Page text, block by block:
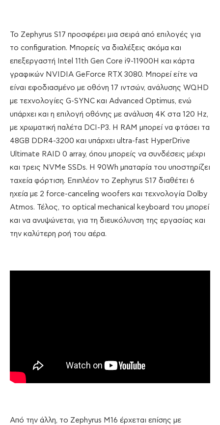
To Zephyrus S17 προσφέρει μια σειρά από επιλογές για
το configuration. Μπορείς να διαλέξεις ακόμα και
επεξεργαστή Intel 11th Gen Core i9-11900H και κάρτα
γραφικών NVIDIA GeForce RTX 3080. Μπορεί είτε να
είναι εφοδιασμένο με οθόνη 17 ιντσών, ανάλυσης WQHD
με τεχνολογίες G-SYNC και Advanced Optimus, ενώ
υπάρχει και η επιλογή οθόνης με ανάλυση 4Κ στα 120 Hz,
με χρωματική παλέτα DCI-P3. H RAM μπορεί να φτάσει τα
48GB DDR4-3200 και υπάρχει ultra-fast HyperDrive
Ultimate RAID 0 array, όπου μπορείς να συνδέσεις μέχρι
και τρεις NVMe SSDs. H 90Wh μπαταρία του υποστηρίζει
ταχεία φόρτιση. Επιπλέον το Zephyrus S17 διαθέτει 6
ηχεία με 2 force-canceling woofers και τεχνολογία Dolby
Atmos. Τέλος, το optical mechanical keyboard του μπορεί
και να ανυψώνεται, για τη διευκόλυνση της εργασίας και
την καλύτερη ροή του αέρα.
Από την άλλη, το Zephyrus M16 έρχεται επίσης με